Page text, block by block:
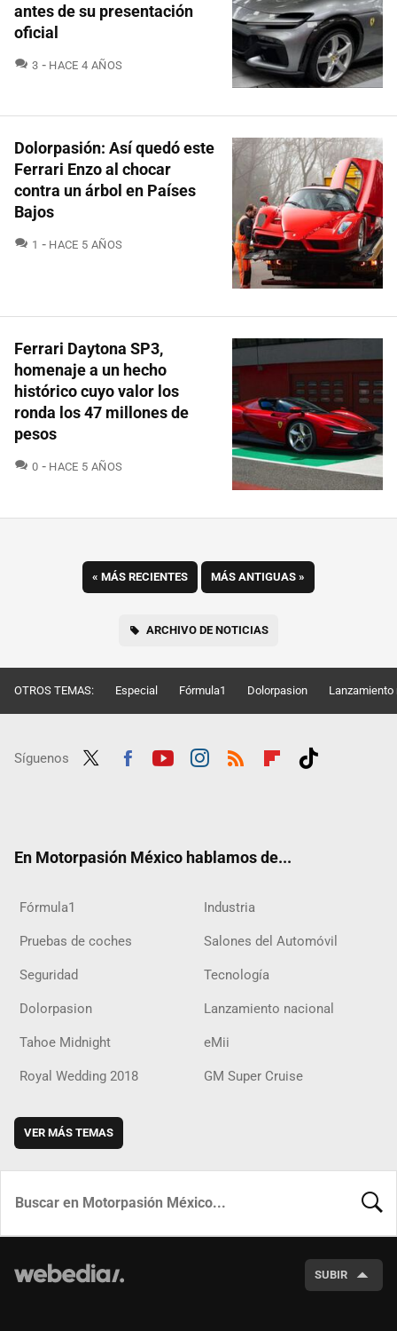
antes de su presentación
oficial
3 COMENTARIOS
HACE 4 AÑOS
Dolorpasión: Así quedó este
Ferrari Enzo al chocar
contra un árbol en Países
Bajos
1 COMENTARIOS
HACE 5 AÑOS
Ferrari Daytona SP3,
homenaje a un hecho
histórico cuyo valor los
ronda los 47 millones de
pesos
0 COMENTARIOS
HACE 5 AÑOS
« MÁS RECIENTES MÁS ANTIGUAS »
ARCHIVO DE NOTICIAS
OTROS TEMAS: Especial Fórmula1 Dolorpasion Lanzamiento
Síguenos
En Motorpasión México hablamos de...
Fórmula1 Industria
Pruebas de coches Salones del Automóvil
Seguridad Tecnología
Dolorpasion Lanzamiento nacional
Tahoe Midnight eMii
Royal Wedding 2018 GM Super Cruise
VER MÁS TEMAS
SUBIR